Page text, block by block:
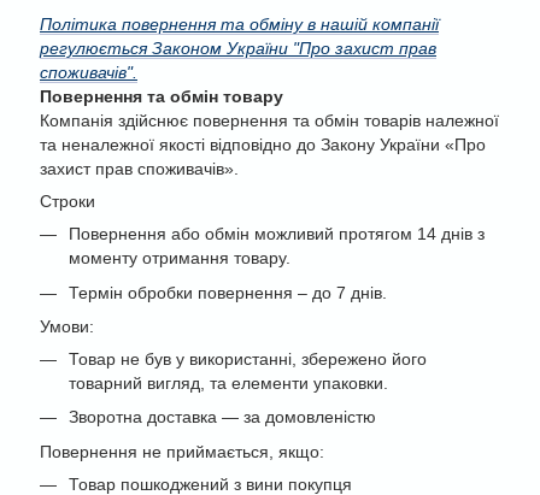
Політика повернення та обміну в нашій компанії
регулюється Законом України "Про захист прав
споживачів".
Повернення та обмін товару
Компанія здійснює повернення та обмін товарів належної
та неналежної якості відповідно до Закону України «Про
захист прав споживачів».
Строки
Повернення або обмін можливий протягом 14 днів з
моменту отримання товару.
Термін обробки повернення – до 7 днів.
Умови:
Товар не був у використанні, збережено його
товарний вигляд, та елементи упаковки.
Зворотна доставка — за домовленістю
Повернення не приймається, якщо:
Товар пошкоджений з вини покупця